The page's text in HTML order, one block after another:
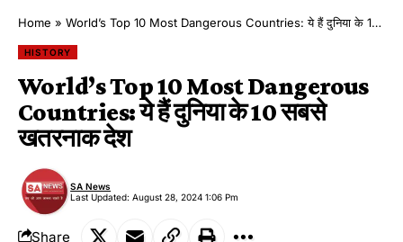
Home » World’s Top 10 Most Dangerous Countries: ये हैं दुनिया के 10 सबसे खतरनाक देश
HISTORY
World’s Top 10 Most Dangerous
Countries: ये हैं दुनिया के 10 सबसे
खतरनाक देश
Last Updated: August 28, 2024 1:06 Pm
SA News
Share